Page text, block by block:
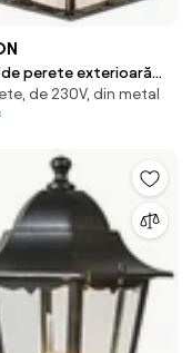
de perete exterioară
verde închis - Londra
de 230V, din metal